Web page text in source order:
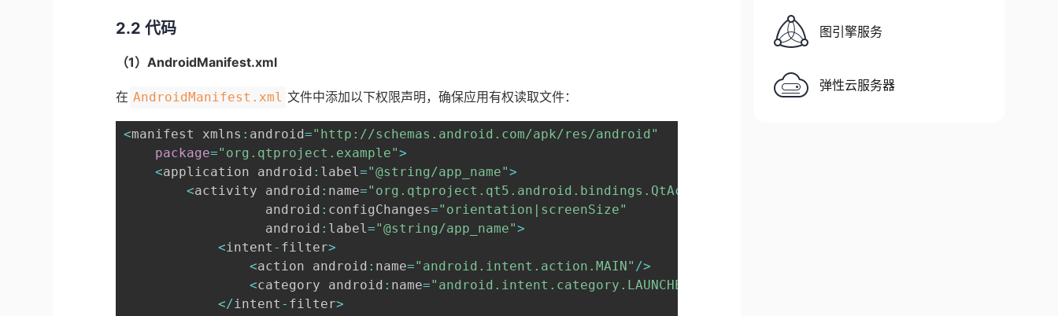
2.2 代码
（1）AndroidManifest.xml
在 AndroidManifest.xml 文件中添加以下权限声明，确保应用有权读取文件：
<manifest xmlns : android="http://schemas.android.com/apk/res/android"
package="org.qtproject.example">
<application android : label="@string/app_name">
<activity android : name="org.qtproject.qt5.android.bindings.QtActivity"
                  android
: configChanges="orientation|screenSize"
                  android
: label="@string/app_name">
<intent - filter>
<action android : name="android.intent.action.MAIN" />
<category android : name="android.intent.category.LAUNCHER"
</intent - filter>
图引擎服务
弹性云服务器